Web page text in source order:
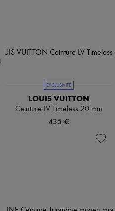
EXCLUSIVITÉ
LOUIS VUITTON
Ceinture LV Timeless 20 mm
435 €